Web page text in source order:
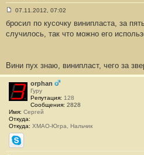
о
б
и
2
3
1
07.11.2012, 07:02
бросил по кусочку винипласта, за
случилось, так что можно его
Вини пух знаю, винипласт, чего за
orphan
Гуру
Репутация: 128
Сообщения: 2828
Имя: Сергей
Откуда:
Откуда: ХМАО-Югра, Нальчик
Skype